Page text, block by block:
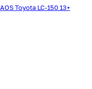
Toyota LC-150 13+